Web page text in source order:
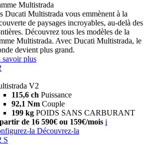
Multistrada
Ducati Multistrada vous emmènent à la
de paysages incroyables, au-delà des
Découvrez tous les modèles de la
Multistrada. Avec Ducati Multistrada, le
devient plus grand.
savoir plus
V2
115,6 ch Puissance
92,1 Nm Couple
199 kg POIDS SANS CARBURANT
de 16 590€ ou 159€/mois i
la Découvrez-la
S